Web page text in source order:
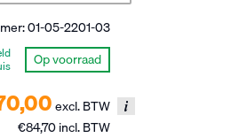
01-05-2201-03
Op voorraad
excl. BTW
€84,70 incl. BTW